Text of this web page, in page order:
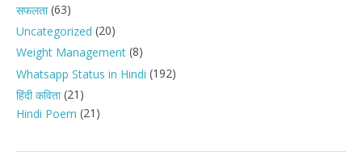
सफलता(63)
Uncategorized (20)
Weight Management (8)
Whatsapp Status in Hindi (192)
हिंदी कविता(21)
Hindi Poem (21)